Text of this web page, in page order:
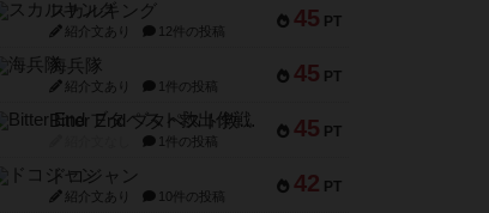
45 PT
スカルキング
紹介文あり 12件の投稿
45 PT
海兵隊
紹介文あり 1件の投稿
45 PT
Bitter End ブタペスト救出作戦
1件の投稿
42 PT
ドコジャン
紹介文あり 10件の投稿